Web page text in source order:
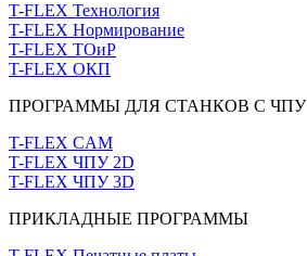
T-FLEX Технология
T-FLEX Нормирование
T-FLEX ТОиР
T-FLEX ОКП
ПРОГРАММЫ ДЛЯ СТАНКОВ С ЧПУ
T-FLEX CAM
T-FLEX ЧПУ 2D
T-FLEX ЧПУ 3D
ПРИКЛАДНЫЕ ПРОГРАММЫ